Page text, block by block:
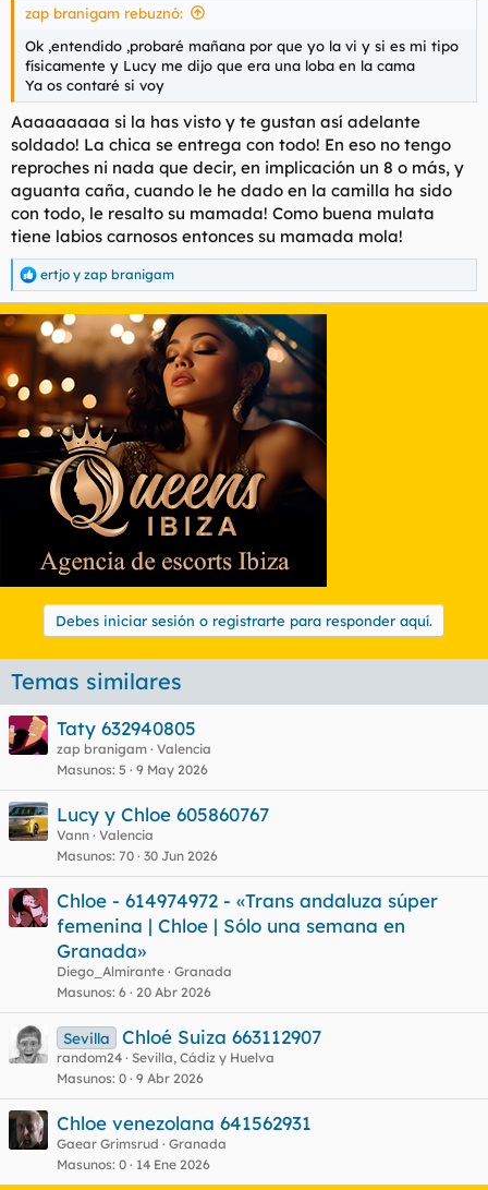
zap branigam rebuznó:
Ok ,entendido ,probaré mañana por que yo la vi y si es mi tipo
físicamente y Lucy me dijo que era una loba en la cama
Ya os contaré si voy
Aaaaaaaaa si la has visto y te gustan así adelante
soldado! La chica se entrega con todo! En eso no tengo
reproches ni nada que decir, en implicación un 8 o más, y
aguanta caña, cuando le he dado en la camilla ha sido
con todo, le resalto su mamada! Como buena mulata
tiene labios carnosos entonces su mamada mola!
R
e
a
c
o
n
s
ertjo y zap branigam
Debes iniciar sesión o registrarte para responder aquí.
Temas similares
Taty 632940805
zap branigam Valencia
Masunos 5 9 May 2026
Lucy y Chloe 605860767
Vann Valencia
Masunos 70 30 Jun 2026
Chloe - 614974972 - «Trans andaluza súper
femenina | Chloe | Sólo una semana en
Granada»
Diego_Almirante Granada
Masunos 6 20 Abr 2026
Sevilla Chloé Suiza 663112907
random24 Sevilla, Cádiz y Huelva
Masunos 0 9 Abr 2026
Chloe venezolana 641562931
Gaear Grimsrud
Granada
Masunos 0 14 Ene 2026